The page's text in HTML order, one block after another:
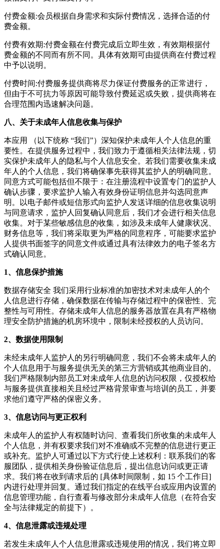
付费金额:会员根据自身需求和实际付费情况，选择合适的付
费金额。
付费有效期:付费金额在付费完成后立即生效，有效期根据付
费金额的不同而有所不同。具体有效期可由提供商在付费过程
中予以说明。
付费时间:付费服务提供商将尽力保证付费服务的正常进行，
但由于不可抗力等原因可能导致付费延迟或失败，提供商将在
合理范围内迅速解决问题。
八、关于未成年人信息收集与保护
本应用 （以下统称 “我们”）深知保护未成年人个人信息的重
要性。在提供服务过程中，我们致力于遵循相关法律法规，切
实保护未成年人的隐私与个人信息安全。若我们需要收集未成
年人的个人信息，我们将确保事先获得其监护人的明确同意。
同意方式可能包括但不限于：在注册流程中设置专门的监护人
确认步骤，要求监护人输入有效身份证明信息并勾选同意声
明。以电子邮件或短信形式向监护人发送详细的信息收集说明
与同意请求，监护人回复确认同意后，我们才会进行相关信息
收集。对于某些敏感信息的收集，如涉及未成年人健康状况、
财务信息等，我们将采取更为严格的同意程序，可能要求监护
人提供书面签字的同意文件或通过具有法律效力的电子签名方
式确认同意。
1、信息保护措施
数据存储安全 我们采用行业标准的加密技术对未成年人的个
人信息进行存储，确保数据在传输与存储过程中的保密性、完
整性与可用性。存储未成年人信息的服务器放置在具有严格物
理安全防护措施的机房环境中，限制未经授权的人员访问。
2、数据使用限制
未经未成年人监护人的另行明确同意，我们不会将未成年人的
个人信息用于与服务提供无关的第三方营销或其他商业目的。
我们严格限制内部员工对未成年人信息的访问权限，仅授权给
与服务提供直接相关且经过严格背景审查与培训的员工，并要
求他们遵守严格的保密义务。
3、信息访问与更正权利
未成年人的监护人有权随时访问、查看我们所收集的未成年人
个人信息，并有权要求我们对不准确或不完整的信息进行更正
或补充。监护人可通过以下方式行使上述权利：联系我们的客
服团队，提供相关身份验证信息后，提出信息访问或更正请
求。我们将在收到请求后的 [具体时间限制，如 15 个工作日]
内进行处理并回复。通过我们指定的在线平台或应用内设置的
信息管理功能，自行查看与修改部分未成年人信息（在符合安
全与法律规定的前提下）。
4、信息泄露或违规处理
若发生未成年人个人信息泄露或违规使用的情况，我们将立即